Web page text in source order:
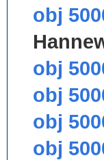
obj
obj
obj
obj
obj